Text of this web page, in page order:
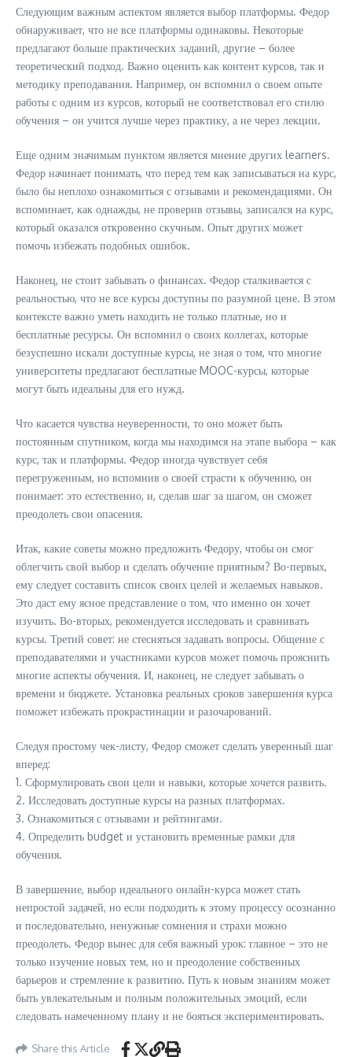
Следующим важным аспектом является выбор платформы. Федор
обнаруживает, что не все платформы одинаковы. Некоторые
предлагают больше практических заданий, другие – более
теоретический подход. Важно оценить как контент курсов, так и
методику преподавания. Например, он вспомнил о своем опыте
работы с одним из курсов, который не соответствовал его стилю
обучения – он учится лучше через практику, а не через лекции.
Еще одним значимым пунктом является мнение других learners.
Федор начинает понимать, что перед тем как записываться на курс,
было бы неплохо ознакомиться с отзывами и рекомендациями. Он
вспоминает, как однажды, не проверив отзывы, записался на курс,
который оказался откровенно скучным. Опыт других может
помочь избежать подобных ошибок.
Наконец, не стоит забывать о финансах. Федор сталкивается с
реальностью, что не все курсы доступны по разумной цене. В этом
контексте важно уметь находить не только платные, но и
бесплатные ресурсы. Он вспомнил о своих коллегах, которые
безуспешно искали доступные курсы, не зная о том, что многие
университеты предлагают бесплатные MOOC-курсы, которые
могут быть идеальны для его нужд.
Что касается чувства неуверенности, то оно может быть
постоянным спутником, когда мы находимся на этапе выбора – как
курс, так и платформы. Федор иногда чувствует себя
перегруженным, но вспомнив о своей страсти к обучению, он
понимает: это естественно, и, сделав шаг за шагом, он сможет
преодолеть свои опасения.
Итак, какие советы можно предложить Федору, чтобы он смог
облегчить свой выбор и сделать обучение приятным? Во-первых,
ему следует составить список своих целей и желаемых навыков.
Это даст ему ясное представление о том, что именно он хочет
изучить. Во-вторых, рекомендуется исследовать и сравнивать
курсы. Третий совет: не стесняться задавать вопросы. Общение с
преподавателями и участниками курсов может помочь прояснить
многие аспекты обучения. И, наконец, не следует забывать о
времени и бюджете. Установка реальных сроков завершения курса
поможет избежать прокрастинации и разочарований.
Следуя простому чек-листу, Федор сможет сделать уверенный шаг
вперед:
1. Сформулировать свои цели и навыки, которые хочется развить.
2. Исследовать доступные курсы на разных платформах.
3. Ознакомиться с отзывами и рейтингами.
4. Определить budget и установить временные рамки для
обучения.
В завершение, выбор идеального онлайн-курса может стать
непростой задачей, но если подходить к этому процессу осознанно
и последовательно, ненужные сомнения и страхи можно
преодолеть. Федор вынес для себя важный урок: главное – это не
только изучение новых тем, но и преодоление собственных
барьеров и стремление к развитию. Путь к новым знаниям может
быть увлекательным и полным положительных эмоций, если
следовать намеченному плану и не бояться экспериментировать.
Share this Article